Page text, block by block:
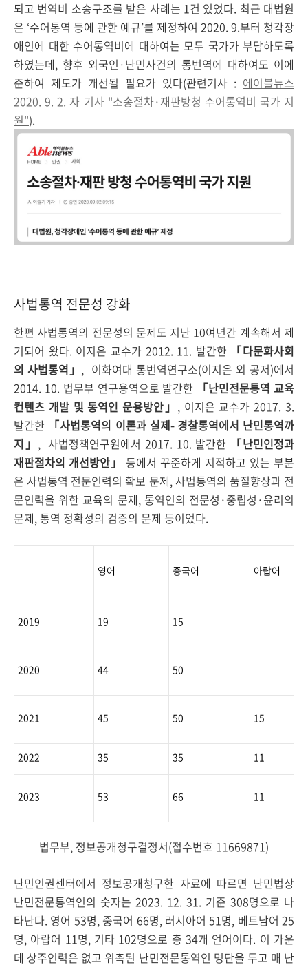
되고 번역비 소송구조를 받은 사례는 1건 있었다. 최근 대법원
은 ‘수어통역 등에 관한 예규’를 제정하여 2020. 9.부터 청각장
애인에 대한 수어통역비에 대하여는 모두 국가가 부담하도록
하였는데, 향후 외국인·난민사건의 통번역에 대하여도 이에
준하여 제도가 개선될 필요가 있다(관련기사 : 에이블뉴스
2020. 9. 2. 자 기사 "소송절차·재판방청 수어통역비 국가 지
원").
사법통역 전문성 강화
한편 사법통역의 전문성의 문제도 지난 10여년간 계속해서 제
기되어 왔다. 이지은 교수가 2012. 11. 발간한
「다문화사회
의 사법통역」 , 이화여대 통번역연구소(이지은 외 공저)에서
2014. 10. 법무부 연구용역으로 발간한
「난민전문통역 교육
컨텐츠 개발 및 통역인 운용방안」 , 이지은 교수가 2017. 3.
발간한
「사법통역의 이론과 실제- 경찰통역에서 난민통역까
지」 , 사법정책연구원에서 2017. 10. 발간한
「난민인정과
재판절차의 개선방안」
등에서 꾸준하게 지적하고 있는 부분
은 사법통역 전문인력의 확보 문제, 사법통역의 품질향상과 전
문인력을 위한 교육의 문제, 통역인의 전문성·중립성·윤리의
문제, 통역 정확성의 검증의 문제 등이었다.
영어 중국어 아랍어
2019 19 15
2020 44 50
2021 45 50 15
2022 35 35 11
2023 53 66 11
법무부, 정보공개청구결정서(접수번호 11669871)
난민인권센터에서 정보공개청구한 자료에 따르면 난민법상
난민전문통역인의 숫자는 2023. 12. 31. 기준 308명으로 나
타난다. 영어 53명, 중국어 66명, 러시아어 51명, 베트남어 25
명, 아랍어 11명, 기타 102명으로 총 34개 언어이다. 이 가운
데 상주인력은 없고 위촉된 난민전문통역인 명단을 두고 매 난